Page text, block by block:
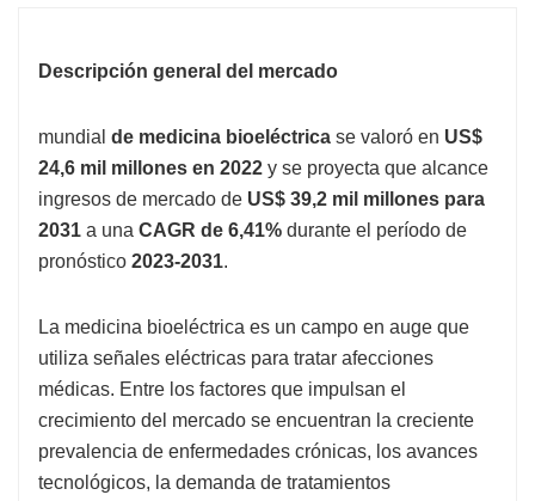
Descripción general del mercado
mundial de medicina bioeléctrica se valoró en US$
24,6 mil millones en 2022 y se proyecta que alcance
ingresos de mercado de US$ 39,2 mil millones para
2031 a una CAGR de 6,41% durante el período de
pronóstico 2023-2031.
La medicina bioeléctrica es un campo en auge que
utiliza señales eléctricas para tratar afecciones
médicas. Entre los factores que impulsan el
crecimiento del mercado se encuentran la creciente
prevalencia de enfermedades crónicas, los avances
tecnológicos, la demanda de tratamientos